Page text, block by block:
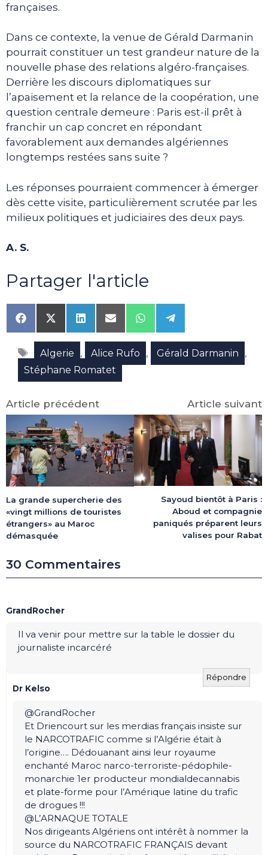
françaises.
Dans ce contexte, la venue de Gérald Darmanin
pourrait constituer un test grandeur nature de la
nouvelle phase des relations algéro-françaises.
Derrière les discours diplomatiques sur
l’apaisement et la relance de la coopération, une
question centrale demeure : Paris est-il prêt à
franchir un cap concret en répondant
favorablement aux demandes algériennes
longtemps restées sans suite ?
Les réponses pourraient commencer à émerger
dès cette visite, particulièrement scrutée par les
milieux politiques et judiciaires des deux pays.
A. S.
Partager l'article
Share
on
Facebook
Share
on
X
(Twitter)
Share
on
LinkedIn
Share
on
Email
Share
on
WhatsApp
Share
on
Telegram
Étiquettes
Algerie , Alice Rufo , Gérald Darmanin ,
Stéphane Romatet
Article précédent
La grande supercherie des
«vingt millions de touristes
étrangers» au Maroc
démasquée
Article suivant
Sayoud bientôt à Paris :
Aboud et compagnie
paniqués préparent leurs
valises pour Rabat
30 Commentaires
GrandRocher
Il va venir pour mettre sur la table le dossier du
journaliste incarcéré
Répondre
Dr Kelso
@GrandRocher
Et Driencourt sur les merdias français insiste sur
le NARCOTRAFIC comme si l’Algérie était à
l’origine…. Dédouanant ainsi leur royaume
enchanté Maroc narco-terroriste-pédophile-
monarchie 1er producteur mondialdecannabis
et plate-forme pour l’Amérique latine du trafic
de drogues !!!
@L’ARNAQUE TOTALE
Nos dirigeants Algériens ont intérêt à nommer la
source du NARCOTRAFIC FRANÇAIS devant